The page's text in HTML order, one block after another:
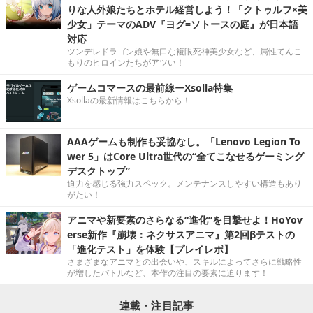
りな人外娘たちとホテル経営しよう！「クトゥルフ×美
少女」テーマのADV『ヨグ=ソトースの庭』が日本語
対応
ツンデレドラゴン娘や無口な複眼死神美少女など、属性てんこ
もりのヒロインたちがアツい！
ゲームコマースの最前線ーXsolla特集
Xsollaの最新情報はこちらから！
AAAゲームも制作も妥協なし。「Lenovo Legion To
wer 5」はCore Ultra世代の“全てこなせるゲーミング
デスクトップ”
迫力を感じる強力スペック。メンテナンスしやすい構造もあり
がたい！
アニマや新要素のさらなる“進化”を目撃せよ！HoYov
erse新作『崩壊：ネクサスアニマ』第2回βテストの
「進化テスト」を体験【プレイレポ】
さまざまなアニマとの出会いや、スキルによってさらに戦略性
が増したバトルなど、本作の注目の要素に迫ります！
連載・注目記事